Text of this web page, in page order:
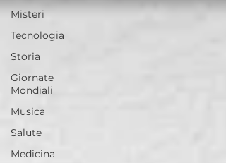
Misteri
Tecnologia
Storia
Giornate
Mondiali
Musica
Salute
Medicina